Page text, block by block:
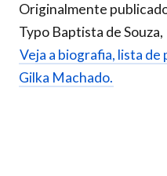
Originalmente
Typo Baptista de Souza,
Veja a biografia, lista
Gilka Machado.